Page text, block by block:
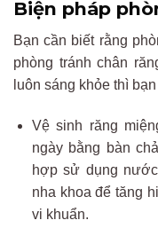
Biện pháp
Bạn cần biết rằng
phòng tránh chân
luôn sáng khỏe thì
Vệ sinh răng
ngày bằng bàn
hợp sử dụng
nha khoa để tăng
vi khuẩn.